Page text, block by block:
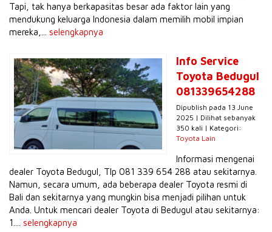
Tapi, tak hanya berkapasitas besar ada faktor lain yang
mendukung keluarga Indonesia dalam memilih mobil impian
mereka,... selengkapnya
Info Service
Toyota Bedugul
081339654288
Dipublish pada 13 June
2025 | Dilihat sebanyak
350 kali | Kategori:
Toyota Lain
Informasi mengenai
dealer Toyota Bedugul, Tlp 081 339 654 288 atau sekitarnya.
Namun, secara umum, ada beberapa dealer Toyota resmi di
Bali dan sekitarnya yang mungkin bisa menjadi pilihan untuk
Anda. Untuk mencari dealer Toyota di Bedugul atau sekitarnya:
1.... selengkapnya